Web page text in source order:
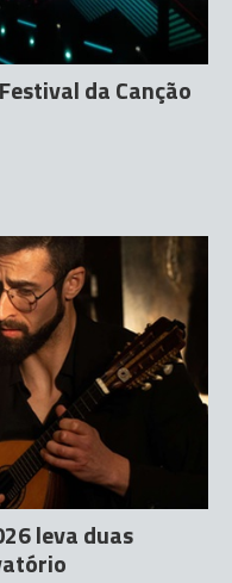
da Canção
leva duas